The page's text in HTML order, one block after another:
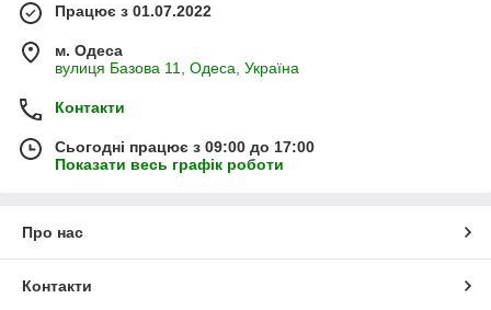
Працює з 01.07.2022
м. Одеса
вулиця Базова 11, Одеса, Україна
Контакти
Сьогодні працює з 09:00 до 17:00
Показати весь графік роботи
Про нас
Контакти